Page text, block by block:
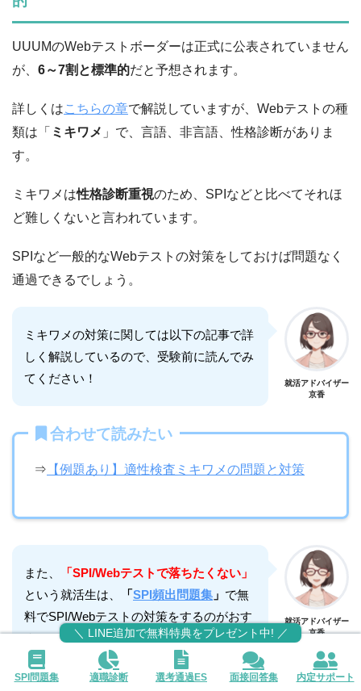
UUUMのWebテストボーダーは正式に公表されていません
が、 6～7割と標準的だと予想されます。
詳しくはこちらの章で解説していますが、Webテストの種
類は「 ミキワメ 」で、言語、非言語、性格診断がありま
す。
ミキワメは性格診断重視のため、SPIなどと比べてそれほ
ど難しくないと言われています。
SPIなど一般的なWebテストの対策をしておけば問題なく
通過できるでしょう。
ミキワメの対策に関しては以下の記事で詳
しく解説しているので、受験前に読んでみ
てください！
就活アドバイザー
京香
合わせて読みたい
⇒ 【例題あり】適性検査ミキワメの問題と対策
また、
「SPI/Webテストで落ちたくない」
という就活生は、
「SPI頻出問題集 」 で無
料でSPI/Webテストの対策をするのがおす
すめです。
「SPI頻出問題集」を使うと、 SPI/Webテ
ストの対策を短時間で終わらせられるの
就活アドバイザー
京香
SPI問題集 適職診断 選考通過ES 面接回答集 内定サポート
＼ LINE追加で無料特典をプレゼント中! ／